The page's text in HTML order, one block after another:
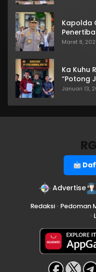
Kapolda
Maret 8,
Ka Kuhu
“Potong
Januari 13,
RG
Advertise
Redaksi• Pedoman
•